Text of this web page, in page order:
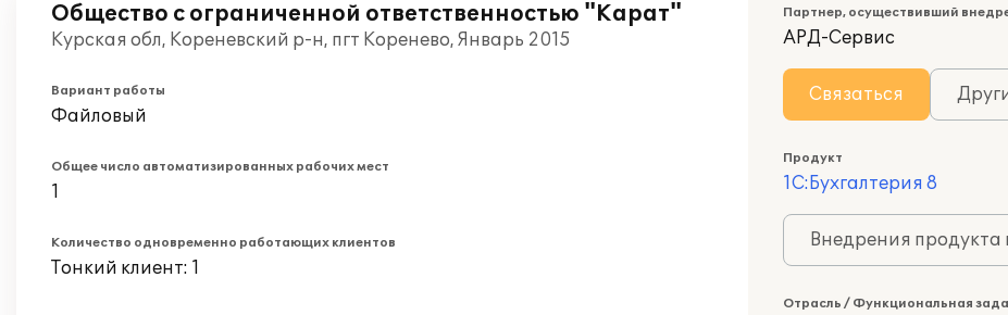
Общество с ограниченной ответственностью "Карат"
Курская обл, Кореневский р-н, пгт Коренево, Январь 2015
Вариант работы
Файловый
Общее число автоматизированных рабочих мест
1
Количество одновременно работающих клиентов
Тонкий клиент: 1
Партнер, осуществивший
АРД-Сервис
Связаться
Продукт
1С:Бухгалтерия 8
Внедрения
Отрасль / Функциональная